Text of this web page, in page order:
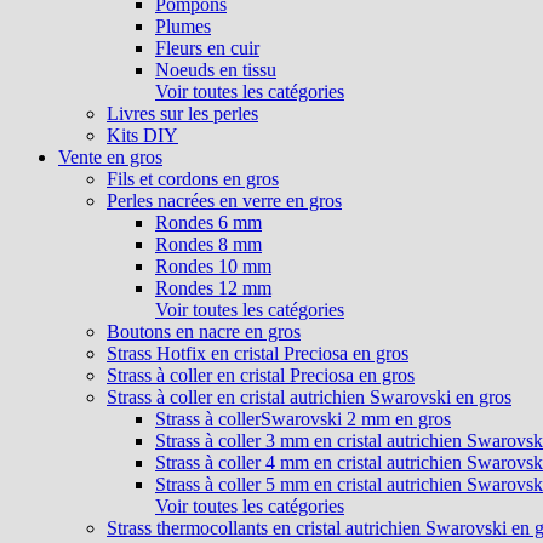
Pompons
Plumes
Fleurs en cuir
Noeuds en tissu
Voir toutes les catégories
Livres sur les perles
Kits DIY
Vente en gros
Fils et cordons en gros
Perles nacrées en verre en gros
Rondes 6 mm
Rondes 8 mm
Rondes 10 mm
Rondes 12 mm
Voir toutes les catégories
Boutons en nacre en gros
Strass Hotfix en cristal Preciosa en gros
Strass à coller en cristal Preciosa en gros
Strass à coller en cristal autrichien Swarovski en gros
Strass à collerSwarovski 2 mm en gros
Strass à coller 3 mm en cristal autrichien
Strass à coller 4 mm en cristal autrichien
Strass à coller 5 mm en cristal autrichien
Voir toutes les catégories
Strass thermocollants en cristal autrichien Swarovski en